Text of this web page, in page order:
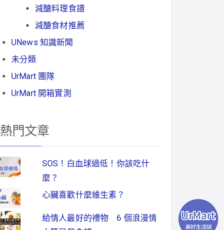
減醣料理食譜
減醣食材推薦
UNews 知識新聞
未分類
UrMart 團隊
UrMart 開箱實測
熱門文章
SOS！白血球過低！你該吃什
麼？
心臟喜歡什麼維生素？
給情人最好的禮物 6 個浪漫情